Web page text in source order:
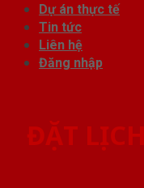
Dự án thực tế
Tin tức
Liên hệ
Đăng nhập
ĐẶT